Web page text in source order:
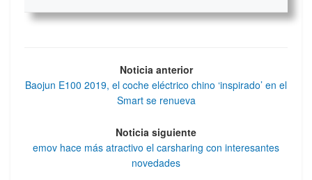
Noticia anterior
Baojun E100 2019, el coche eléctrico chino ‘inspirado’ en el
Smart se renueva
Noticia siguiente
emov hace más atractivo el carsharing con interesantes
novedades